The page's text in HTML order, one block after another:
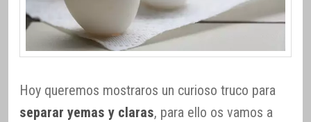
Hoy queremos mostraros un curioso truco para
separar yemas y claras, para ello os vamos a